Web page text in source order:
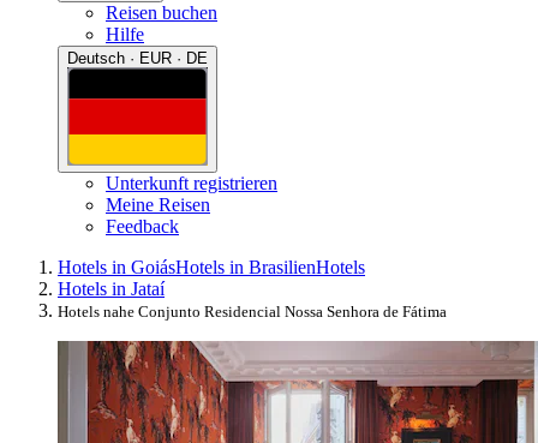
Reisen buchen
Hilfe
Deutsch · EUR · DE
Unterkunft registrieren
Meine Reisen
Feedback
Hotels in GoiásHotels in BrasilienHotels
Hotels in Jataí
Hotels nahe Conjunto Residencial Nossa Senhora de Fátima